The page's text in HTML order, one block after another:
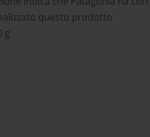
questo prodotto
g